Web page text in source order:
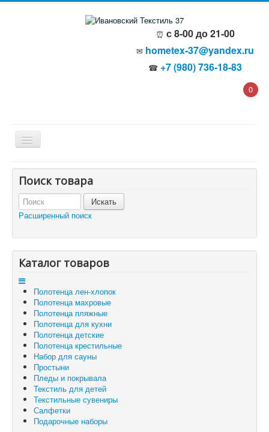
⏰ с 8-00 до 21-00
✉ hometex-37@yandex.ru
☎ +7 (980) 736-18-83
0
О компании
Политика безопасности
Пользовательское соглашение
Каталог товаров
Отзывы и предложения
Контакты
Корзина
Отложенные товары
Вы здесь: Главная
Полотенца махровые
Полотенце махровое "Зеркальце" 50x100
Поиск товара
Расширенный поиск
Каталог товаров
Полотенца лен-хлопок
Полотенца махровые
Полотенца пляжные
Полотенца для кухни
Полотенца детские
Полотенца крестильные
Набор для сауны
Простыни
Пледы и покрывала
Текстиль для детей
Текстильные сувениры
Салфетки
Подарочные наборы